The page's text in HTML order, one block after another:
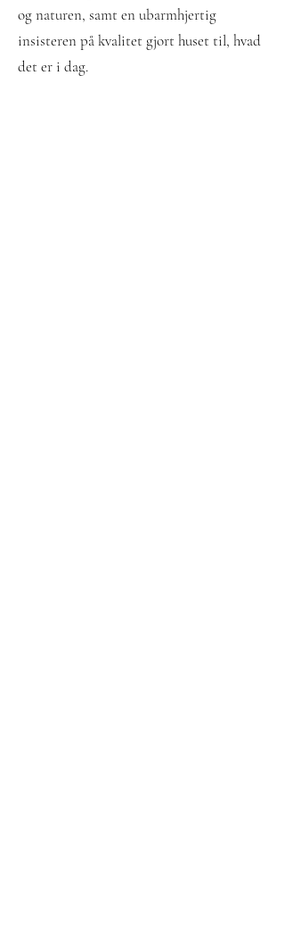
og naturen, samt en ubarmhjertig
insisteren på kvalitet gjort huset til, hvad
det er i dag.